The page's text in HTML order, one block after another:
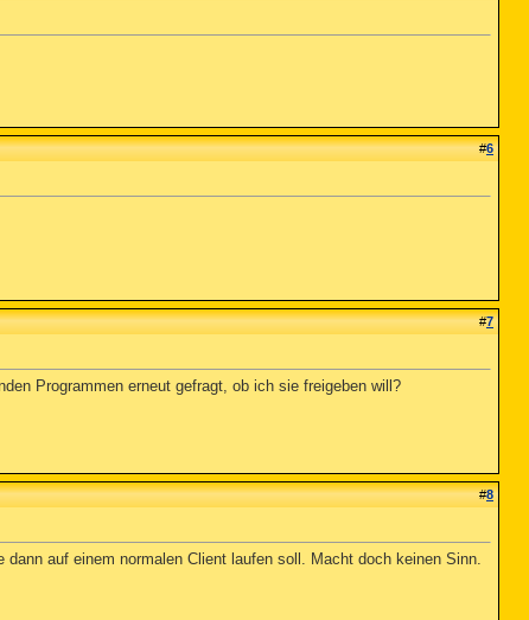
#6
#7
Programmen erneut gefragt, ob ich sie freigeben will?
#8
auf einem normalen Client laufen soll. Macht doch keinen Sinn.